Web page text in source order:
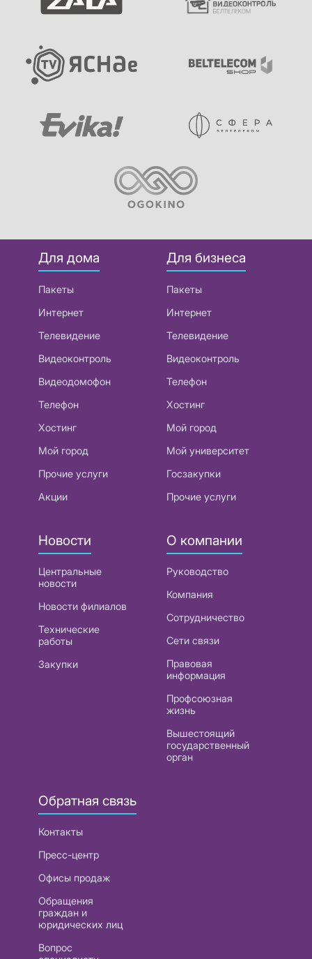
Для дома
Пакеты
Интернет
Телевидение
Видеоконтроль
Видеодомофон
Телефон
Хостинг
Мой город
Прочие услуги
Акции
Для бизнеса
Пакеты
Интернет
Телевидение
Видеоконтроль
Телефон
Хостинг
Мой город
Мой университет
Госзакупки
Прочие услуги
Новости
Центральные
новости
Новости филиалов
Технические
работы
Закупки
О компании
Руководство
Компания
Сотрудничество
Сети связи
Правовая
информация
Профсоюзная
жизнь
Вышестоящий
государственный
орган
Обратная связь
Контакты
Пресс-центр
Офисы продаж
Обращения
граждан и
юридических лиц
Вопрос